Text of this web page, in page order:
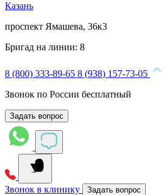
Казань
проспект Ямашева, 36к3
Бригад на линии: 8
8 (800) 333-89-65 8 (938) 157-73-05
Звонок по России бесплатный
Задать вопрос
Звонок в клинику Задать вопрос